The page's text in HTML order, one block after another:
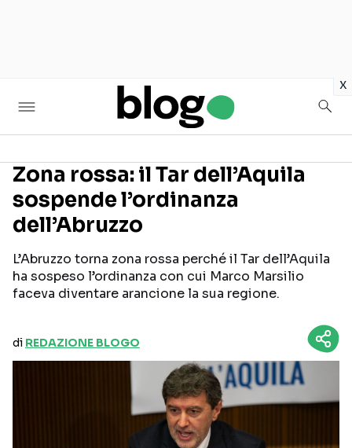
x
Seguici sui social
Zona rossa: il Tar dell’Aquila
sospende l’ordinanza
dell’Abruzzo
L’Abruzzo torna zona rossa perché il Tar dell’Aquila
ha sospeso l’ordinanza con cui Marco Marsilio
faceva diventare arancione la sua regione.
di REDAZIONE BLOGO